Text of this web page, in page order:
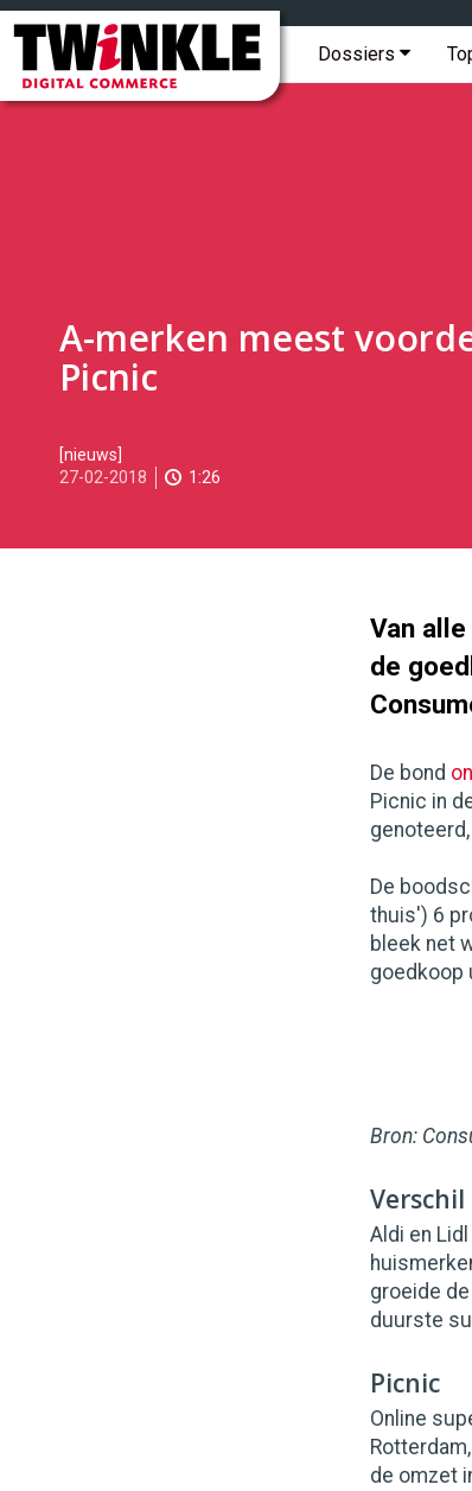
Twinkle
Digital
Commerce
Hoofdmenu
Dossiers
Topmenu
A-merken meest
Picnic
2018-
02-
02-
[nieuws]
27-02-2018
1:26
Van
de
De bond
Picnic in
De
thuis') 6
bleek net
goedkoop
Bron:
Aldi en
groeide
duurste
Picnic
Online
de omzet